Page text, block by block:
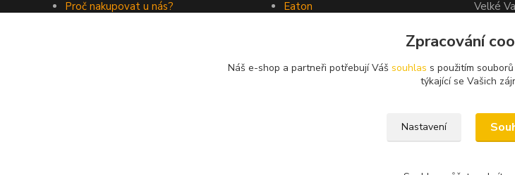
Proč nakupovat u nás?
Eaton
Velké
288 02
Zpracování
Náš e-shop a partneři potřebují Váš souhlas s použitím
týkající se Vašich
Nastavení